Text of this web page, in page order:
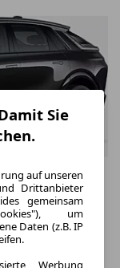
Sie
auf unseren
Drittanbieter
gemeinsam
um
Daten (z.B. IP
Werbung